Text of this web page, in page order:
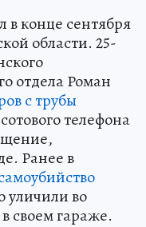
конце сентября
области. 25-
отдела Роман
с трубы
телефона
Ранее в
уличили во
своем гараже.